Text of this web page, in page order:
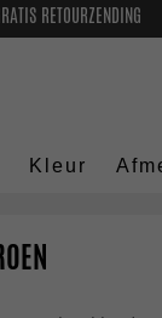
RETOURZENDING
Kleur